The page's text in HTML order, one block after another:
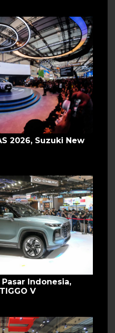
2026, Suzuki New
Indonesia,
V